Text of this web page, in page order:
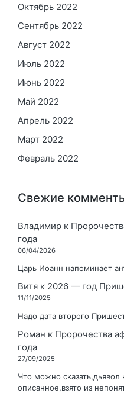
Октябрь 2022
Сентябрь 2022
Август 2022
Июль 2022
Июнь 2022
Май 2022
Апрель 2022
Март 2022
Февраль 2022
Свежие
Владимир к
года
06/04/2026
Царь Иоанн напоминает
Витя к 2026 — год
11/11/2025
Надо дата второго
Роман к Пророчества
года
27/09/2025
Что можно сказать,дьявол
описанное,взято из